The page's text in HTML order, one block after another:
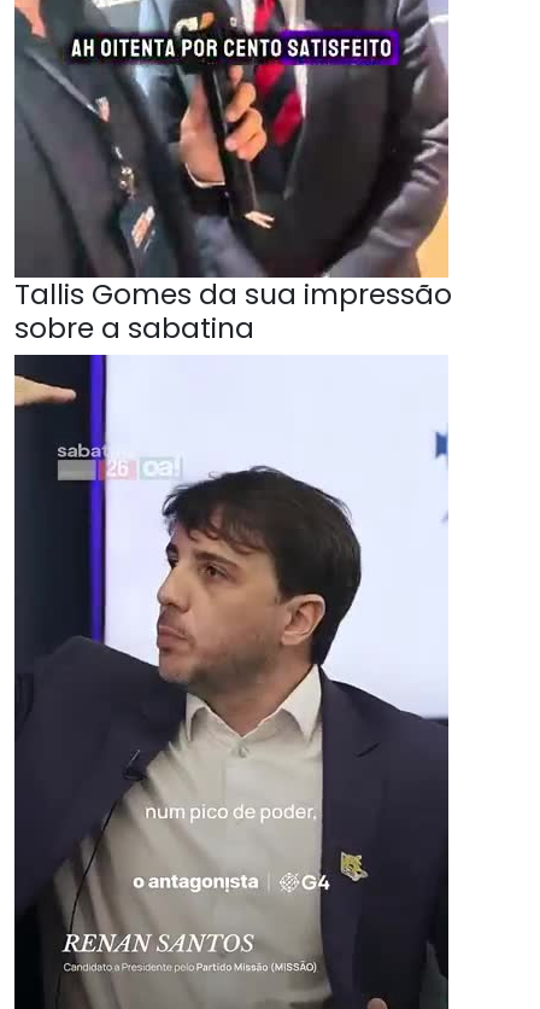
Tallis Gomes da sua impressão
sobre a sabatina